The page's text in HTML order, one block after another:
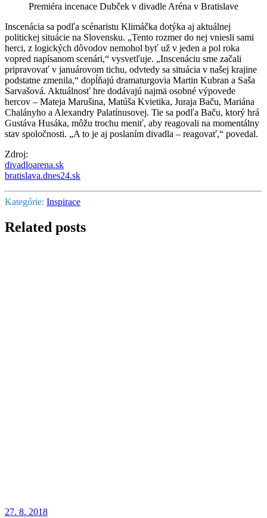
Premiéra incenace Dubček v divadle Aréna v Bratislave
Inscenácia sa podľa scénaristu Klimáčka dotýka aj aktuálnej
politickej situácie na Slovensku. „Tento rozmer do nej vniesli sami
herci, z logických dôvodov nemohol byť už v jeden a pol roka
vopred napísanom scenári,“ vysvetľuje. „Inscenáciu sme začali
pripravovať v januárovom tichu, odvtedy sa situácia v našej krajine
podstatne zmenila,“ dopĺňajú dramaturgovia Martin Kubran a Saša
Sarvašová. Aktuálnosť hre dodávajú najmä osobné výpovede
hercov – Mateja Marušina, Matúša Kvietika, Juraja Baču, Mariána
Chalányho a Alexandry Palatínusovej. Tie sa podľa Baču, ktorý hrá
Gustáva Husáka, môžu trochu meniť, aby reagovali na momentálny
stav spoločnosti. „A to je aj poslaním divadla – reagovať,“ povedal.
Zdroj:
divadloarena.sk
bratislava.dnes24.sk
Kategórie: Inspirace
Related posts
27. 8. 2018